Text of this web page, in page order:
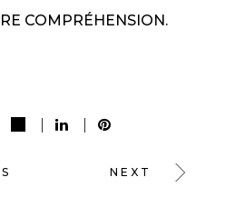
COMPRÉHENSION.
NEXT